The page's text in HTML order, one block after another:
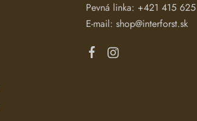
Pevná linka: +421 415
E-mail: shop@interforst.sk